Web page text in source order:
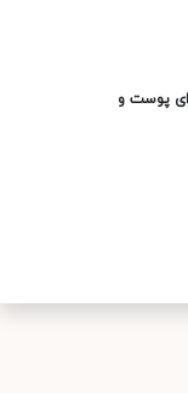
پوست و